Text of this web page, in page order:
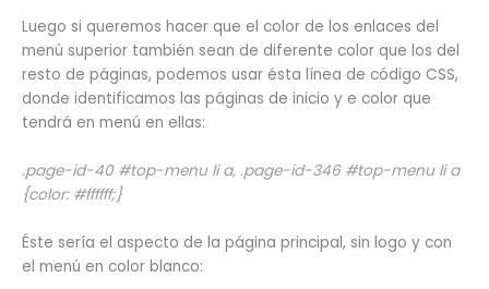
Luego si queremos hacer que el color de los enlaces del
menú superior también sean de diferente color que los del
resto de páginas, podemos usar ésta línea de código CSS,
donde identificamos las páginas de inicio y e color que
tendrá en menú en ellas:
.page-id-40 #top-menu li a, .page-id-346 #top-menu li a
{color: #ffffff;}
Éste sería el aspecto de la página principal, sin logo y con
el menú en color blanco: